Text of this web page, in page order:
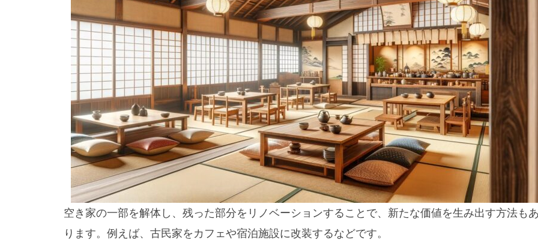
空き家の一部を解体し、残った部分をリノベーションすることで、新たな価値を生み出す方法も
ります。例えば、古民家をカフェや宿泊施設に改装するなどです。